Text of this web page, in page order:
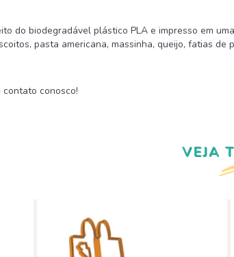
do biodegradável plástico PLA e impresso em
pasta americana, massinha, queijo, fatias de
conosco!
VEJA